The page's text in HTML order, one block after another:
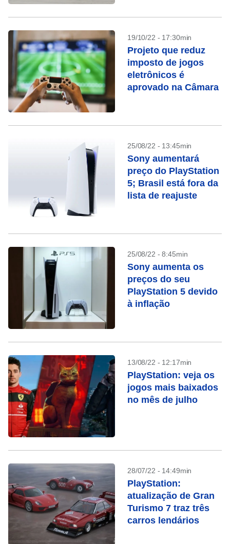
19/10/22 - 17:30min
Projeto que reduz
imposto de jogos
eletrônicos é
aprovado na Câmara
25/08/22 - 13:45min
Sony aumentará
preço do PlayStation
5; Brasil está fora da
lista de reajuste
25/08/22 - 8:45min
Sony aumenta os
preços do seu
PlayStation 5 devido
à inflação
13/08/22 - 12:17min
PlayStation: veja os
jogos mais baixados
no mês de julho
28/07/22 - 14:49min
PlayStation:
atualização de Gran
Turismo 7 traz três
carros lendários